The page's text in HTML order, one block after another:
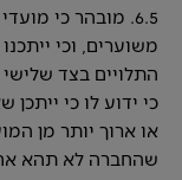
6.5. מובהר כי
משוערים, וכי
התלויים בצד
כי ידוע לו כי
או ארוך יותר מן
שהחברה לא תהא